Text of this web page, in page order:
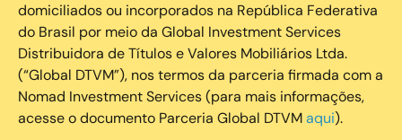
domiciliados ou incorporados na República Federativa
do Brasil por meio da Global Investment Services
Distribuidora de Títulos e Valores Mobiliários Ltda.
(“Global DTVM”), nos termos da parceria firmada com a
Nomad Investment Services (para mais informações,
acesse o documento Parceria Global DTVMaqui).